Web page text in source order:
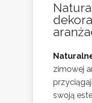
zimowej
swoją